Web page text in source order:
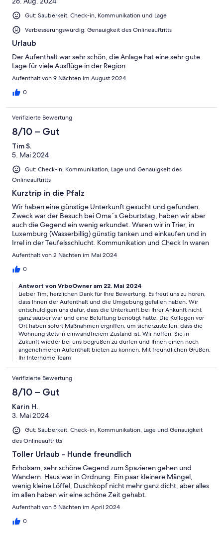
Gut: Sauberkeit, Check-in, Kommunikation und Lage
Verbesserungswürdig: Genauigkeit des Onlineauftritts
Urlaub
Der Aufenthalt war sehr schön, die Anlage hat eine sehr gute
Lage für viele Ausflüge in der Region
Aufenthalt von 9 Nächten im August 2024
0
Verifizierte Bewertung
8/10 – Gut
Tim S.
5. Mai 2024
Gut: Check-in, Kommunikation, Lage und Genauigkeit des
Onlineauftritts
Kurztrip in die Pfalz
Wir haben eine günstige Unterkunft gesucht und gefunden.
Zweck war der Besuch bei Oma´s Geburtstag, haben wir aber
auch die Gegend ein wenig erkundet. Waren wir in Trier, in
Luxemburg (Wasserbillig) günstig tanken und einkaufen und in
Irrel in der Teufelsschlucht. Kommunikation und Check In waren
sehr gut. Bei den Häusern fehlt es an nichts. Bettwäsche hatten
Sternabzug bekommt - es war nicht ganz sauber und es hätte
Aufenthalt von 2 Nächten im Mai 2024
0
Antwort von VrboOwner am 22. Mai 2024
Lieber Tim, herzlichen Dank für Ihre Bewertung. Es freut uns zu hören,
dass Ihnen der Aufenthalt und die Umgebung gefallen haben. Wir
entschuldigen uns dafür, dass die Unterkunft bei Ihrer Ankunft nicht
ganz sauber war und eine Belüftung benötigt hätte. Die Kollegen vor
Ort haben sofort Maßnahmen ergriffen, um sicherzustellen, dass die
Wohnung stets in einwandfreiem Zustand ist. Wir hoffen, Sie in
Zukunft wieder bei uns begrüßen zu dürfen und Ihnen einen noch
angenehmeren Aufenthalt bieten zu können. Mit freundlichen Grüßen,
Ihr Interhome Team
Verifizierte Bewertung
8/10 – Gut
Karin H.
3. Mai 2024
Gut: Sauberkeit, Check-in, Kommunikation, Lage und Genauigkeit
des Onlineauftritts
Toller Urlaub - Hunde freundlich
Erholsam, sehr schöne Gegend zum Spazieren gehen und
Wandern. Haus war in Ordnung. Ein paar kleinere Mängel,
wenig kleine Löffel, Duschkopf nicht mehr ganz dicht, aber alles
im allen haben wir eine schöne Zeit gehabt.
Aufenthalt von 5 Nächten im April 2024
0